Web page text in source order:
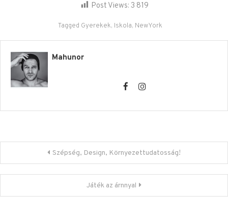
Post Views: 3 819
Tagged Gyerekek, Iskola, NewYork
Mahunor
Bejegyzés navigáció
Szépség, Design, Környezettudatosság!
Játék az árnnyal